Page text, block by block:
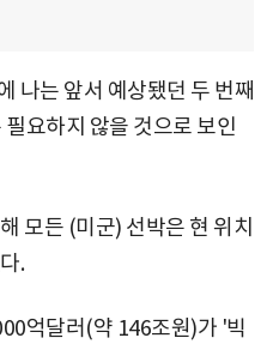
나는 앞서 예상됐던 두 번째
요하지 않을 것으로 보인
모든 (미군) 선박은 현 위치
.
억달러(약 146조원)가 '빅